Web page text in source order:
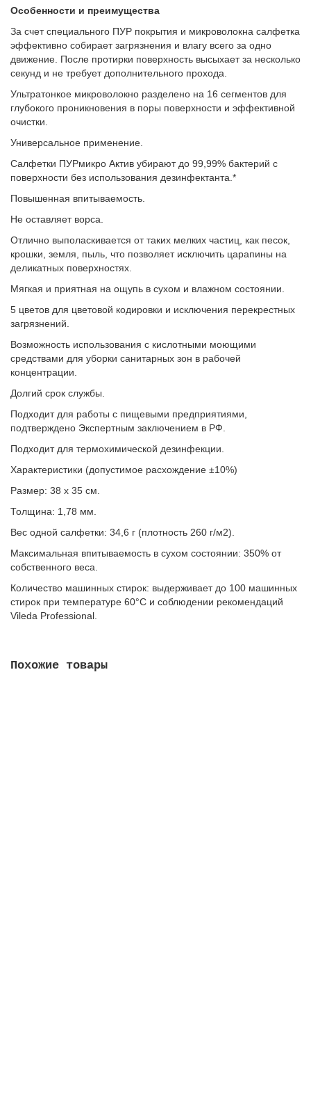
Особенности и преимущества
За счет специального ПУР покрытия и микроволокна салфетка
эффективно собирает загрязнения и влагу всего за одно
движение. После протирки поверхность высыхает за несколько
секунд и не требует дополнительного прохода.
Ультратонкое микроволокно разделено на 16 сегментов для
глубокого проникновения в поры поверхности и эффективной
очистки.
Универсальное применение.
Салфетки ПУРмикро Актив убирают до 99,99% бактерий с
поверхности без использования дезинфектанта.*
Повышенная впитываемость.
Не оставляет ворса.
Отлично выполаскивается от таких мелких частиц, как песок,
крошки, земля, пыль, что позволяет исключить царапины на
деликатных поверхностях.
Мягкая и приятная на ощупь в сухом и влажном состоянии.
5 цветов для цветовой кодировки и исключения перекрестных
загрязнений.
Возможность использования с кислотными моющими
средствами для уборки санитарных зон в рабочей
концентрации.
Долгий срок службы.
Подходит для работы с пищевыми предприятиями,
подтверждено Экспертным заключением в РФ.
Подходит для термохимической дезинфекции.
Характеристики (допустимое расхождение ±10%)
Размер: 38 х 35 см.
Толщина: 1,78 мм.
Вес одной салфетки: 34,6 г (плотность 260 г/м2).
Максимальная впитываемость в сухом состоянии: 350% от
собственного веса.
Количество машинных стирок: выдерживает до 100 машинных
стирок при температуре 60°C и соблюдении рекомендаций
Vileda Professional.
Похожие товары